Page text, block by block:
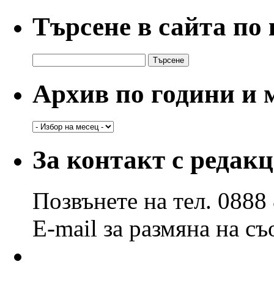
Търсене в сайта
за:
Архив по години и
Архив
и
месеци
За контакт с
Позвънете на тел.
E-mail за размяна на